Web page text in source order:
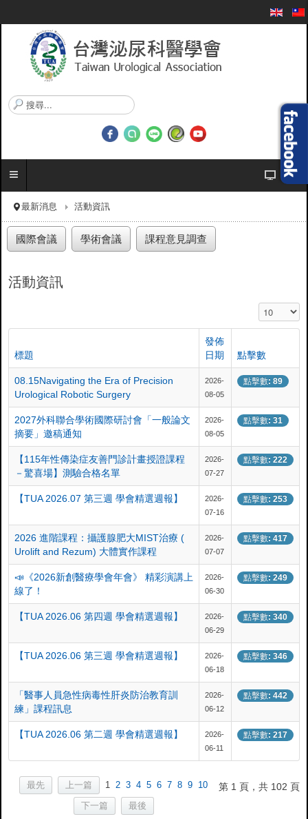
搜
尋
.
最新消息 活動資訊
國際會議 學術會議 課程意見調查
活動資訊
顯示數目
標題
發佈
日期
點擊數
08.15Navigating the Era of Precision
Urological Robotic Surgery
2026-
08-05
點擊數: 89
2027外科聯合學術國際研討會「一般論文
摘要」邀稿通知
2026-
08-05
點擊數: 31
【115年性傳染症友善門診計畫授證課程
－驚喜場】測驗合格名單
2026-
07-27
點擊數: 222
【TUA 2026.07 第三週 學會精選週報】
2026-
07-16
點擊數: 253
2026 進階課程：攝護腺肥大MIST治療 (
Urolift and Rezum) 大體實作課程
2026-
07-07
點擊數: 417
📣《2026新創醫療學會年會》 精彩演講上
線了！
2026-
06-30
點擊數: 249
【TUA 2026.06 第四週 學會精選週報】
2026-
06-29
點擊數: 340
【TUA 2026.06 第三週 學會精選週報】
2026-
06-18
點擊數: 346
「醫事人員急性病毒性肝炎防治教育訓
練」課程訊息
2026-
06-12
點擊數: 442
【TUA 2026.06 第二週 學會精選週報】
2026-
06-11
點擊數: 217
第 1 頁，共 102 頁
最先 上一篇 1 2 3 4 5 6 7 8 9 10
下一篇 最後